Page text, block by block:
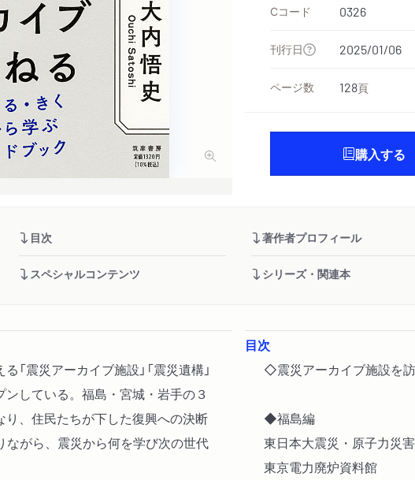
Cコード 0326
刊行日 2025/01/06
ページ数 128頁
購入する
目次 著作者プロフィール
スペシャルコンテンツ シリーズ・関連本
震災アーカイブ施設」「震災遺構」
している。福島・宮城・岩手の３
、住民たちが下した復興への決断
ながら、震災から何を学び次の世代
目次
◇震災アーカイブ施設を
◆福島編
東日本大震災・原子力災
東京電力廃炉資料館